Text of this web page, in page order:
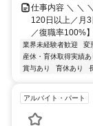
仕事内容 ＼ ＼
120日以上／月
／復職率100%
業界未経験者歓迎 変
産休・育休取得実績あ
賞与あり
育休あり
アルバイト・パート